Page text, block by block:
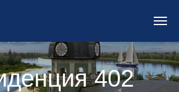
402